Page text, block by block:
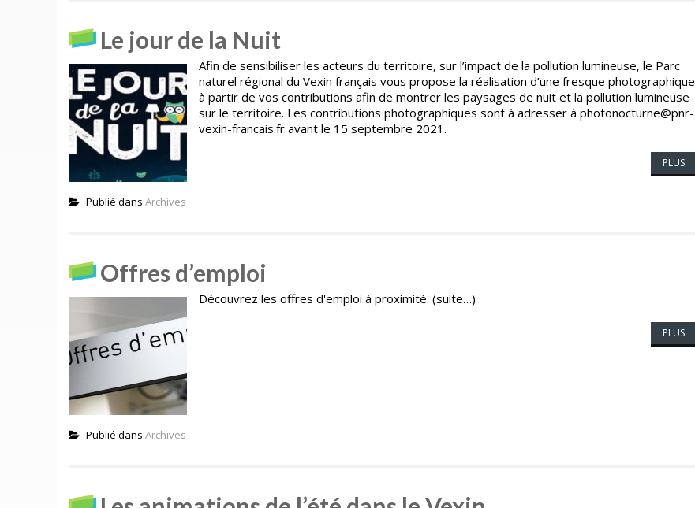
Le jour de la Nuit
Afin de sensibiliser les acteurs du territoire, sur l’impact de la pollution lumineuse, le Parc
naturel régional du Vexin français vous propose la réalisation d’une fresque photographique
à partir de vos contributions afin de montrer les paysages de nuit et la pollution lumineuse
sur le territoire. Les contributions photographiques sont à adresser à photonocturne@pnr-
vexin-francais.fr avant le 15 septembre 2021.
PLUS
Publié dans Archives
Offres d’emploi
Découvrez les offres d'emploi à proximité. (suite…)
PLUS
Publié dans Archives